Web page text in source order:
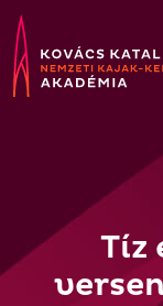
Skip
to
content
Tíz